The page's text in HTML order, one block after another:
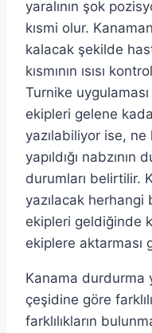
yaralının şok
kısmi olur.
kalacak şekilde
kısmının ısısı
Turnike uygulaması
ekipleri gelene
yazılabiliyor ise,
yapıldığı
durumları belirtilir.
yazılacak herhangi
ekipleri geldiğinde
ekiplere aktarması
Kanama durdurma
çeşidine göre
farklılıkların